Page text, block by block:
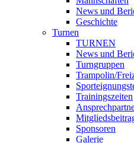
News und
Geschichte
Turnen
TURNEN
News und
Turngruppen
Trampolin/
Trainingszeiten
Sponsoren
Galerie